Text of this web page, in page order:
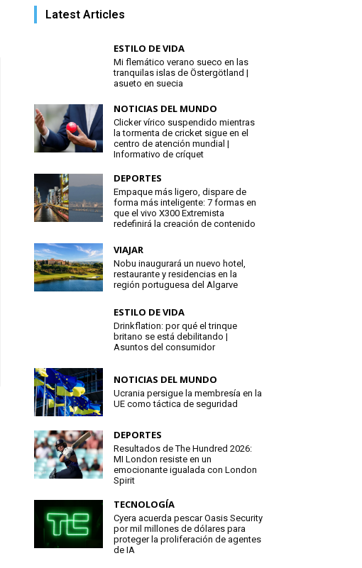
Latest Articles
ESTILO DE VIDA
Mi flemático verano sueco en las
tranquilas islas de Östergötland |
asueto en suecia
NOTICIAS DEL MUNDO
Clicker vírico suspendido mientras
la tormenta de cricket sigue en el
centro de atención mundial |
Informativo de críquet
DEPORTES
Empaque más ligero, dispare de
forma más inteligente: 7 formas en
que el vivo X300 Extremista
redefinirá la creación de contenido
VIAJAR
Nobu inaugurará un nuevo hotel,
restaurante y residencias en la
región portuguesa del Algarve
ESTILO DE VIDA
Drinkflation: por qué el trinque
britano se está debilitando |
Asuntos del consumidor
NOTICIAS DEL MUNDO
Ucrania persigue la membresía en la
UE como táctica de seguridad
DEPORTES
Resultados de The Hundred 2026:
MI London resiste en un
emocionante igualada con London
Spirit
TECNOLOGÍA
Cyera acuerda pescar Oasis Security
por mil millones de dólares para
proteger la proliferación de agentes
de IA